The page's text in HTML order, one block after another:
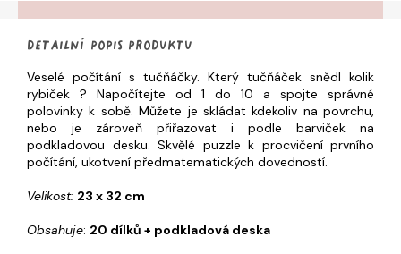
Detailní popis produktu
Veselé počítání s tučňáčky. Který tučňáček snědl kolik
rybiček ? Napočítejte od 1 do 10 a spojte správné
polovinky k sobě. Můžete je skládat kdekoliv na povrchu,
nebo je zároveň přiřazovat i podle barviček na
podkladovou desku. Skvělé puzzle k procvičení prvního
počítání, ukotvení předmatematických dovedností.
Velikost: 23 x 32 cm
Obsahuje: 20 dílků + podkladová deska